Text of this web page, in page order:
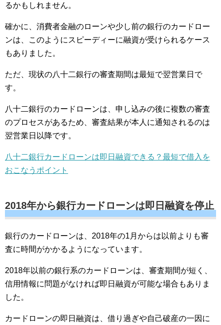
るかもしれません。
確かに、消費者金融のローンや少し前の銀行のカードロー
ンは、このようにスピーディーに融資が受けられるケース
もありました。
ただ、現状の八十二銀行の審査期間は最短で翌営業日で
す。
八十二銀行のカードローンは、申し込みの後に複数の審査
のプロセスがあるため、審査結果が本人に通知されるのは
翌営業日以降です。
八十二銀行カードローンは即日融資できる？最短で借入を
おこなうポイント
2018年から銀行カードローンは即日融資を停止
銀行のカードローンは、2018年の1月からは以前よりも審
査に時間がかかるようになっています。
2018年以前の銀行系のカードローンは、審査期間が短く、
信用情報に問題がなければ即日融資が可能な場合もありま
した。
カードローンの即日融資は、借り過ぎや自己破産の一因に